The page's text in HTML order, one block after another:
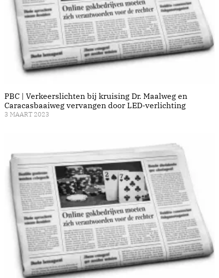
PBC | Verkeerslichten bij kruising Dr. Maalweg en
Caracasbaaiweg vervangen door LED-verlichting
3 MAART 2023